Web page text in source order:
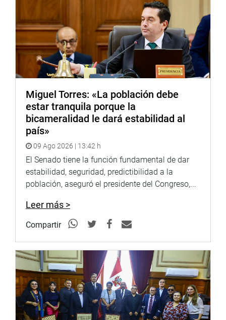
Miguel Torres: «La población debe
estar tranquila porque la
bicameralidad le dará estabilidad al
país»
09 Ago 2026 | 13:42 h
El Senado tiene la función fundamental de dar
estabilidad, seguridad, predictibilidad a la
población, aseguró el presidente del Congreso,...
Leer más >
Compartir